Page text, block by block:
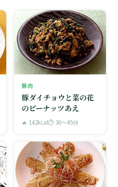
豚肉
豚ダイチョウと菜の花
のピーナッツあえ
🔥 142kcal⏱ 30〜45分